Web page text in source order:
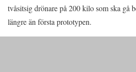
tvåsitsig drönare på 200 kilo som ska gå
längre än första prototypen.